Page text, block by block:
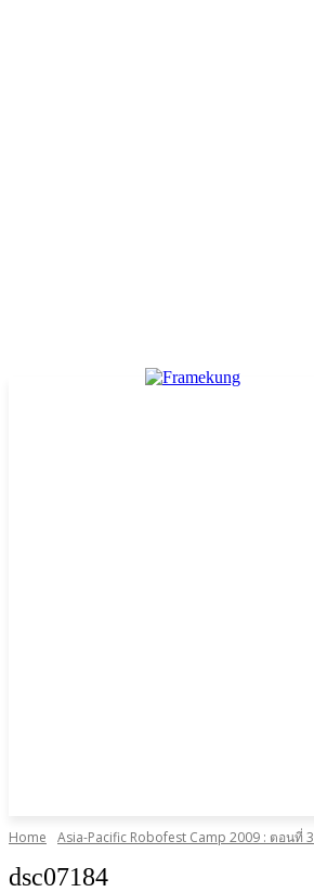
Home Asia-Pacific Robofest Camp 2009 : ตอนที่ 3
dsc07184